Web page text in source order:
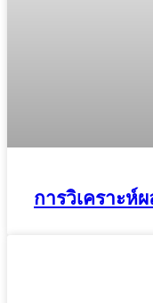
การวิเคราะห์